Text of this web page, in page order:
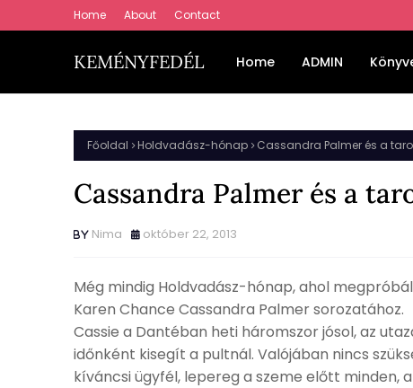
Home About Contact
KEMÉNYFEDÉL Home ADMIN
Főoldal Holdvadász-hónap Cassandra Palmer és a
Cassandra Palmer és a
Nima október 22, 2013
Még mindig Holdvadász-hónap, ahol
Karen Chance Cassandra Palmer sorozatához.
Cassie a Dantéban heti háromszor jósol, az
időnként kisegít a pultnál. Valójában nincs
kíváncsi ügyfél, lepereg a szeme előtt minden,